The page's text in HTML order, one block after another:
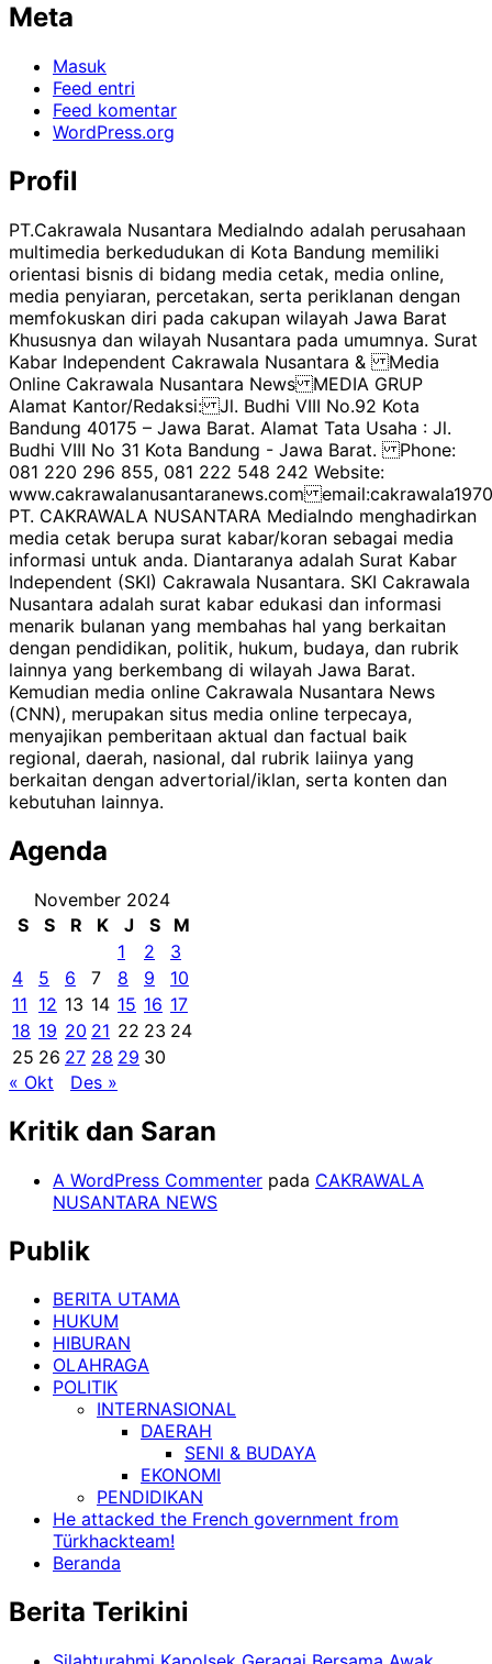
Meta
Masuk
Feed entri
Feed komentar
WordPress.org
Profil
PT.Cakrawala Nusantara MediaIndo adalah perusahaan
multimedia berkedudukan di Kota Bandung memiliki
orientasi bisnis di bidang media cetak, media online,
media penyiaran, percetakan, serta periklanan dengan
memfokuskan diri pada cakupan wilayah Jawa Barat
Khususnya dan wilayah Nusantara pada umumnya. Surat
Kabar Independent Cakrawala Nusantara & Media
Online Cakrawala Nusantara News MEDIA GRUP
Alamat Kantor/Redaksi: Jl. Budhi VIII No.92 Kota
Bandung 40175 – Jawa Barat. Alamat Tata Usaha : Jl.
Budhi VIII No 31 Kota Bandung - Jawa Barat. Phone:
081 220 296 855, 081 222 548 242 Website:
www.cakrawalanusantaranews.com
PT. CAKRAWALA NUSANTARA MediaIndo menghadirkan
media cetak berupa surat kabar/koran sebagai media
informasi untuk anda. Diantaranya adalah Surat Kabar
Independent (SKI) Cakrawala Nusantara. SKI Cakrawala
Nusantara adalah surat kabar edukasi dan informasi
menarik bulanan yang membahas hal yang berkaitan
dengan pendidikan, politik, hukum, budaya, dan rubrik
lainnya yang berkembang di wilayah Jawa Barat.
Kemudian media online Cakrawala Nusantara News
(CNN), merupakan situs media online terpecaya,
menyajikan pemberitaan aktual dan factual baik
regional, daerah, nasional, dal rubrik laiinya yang
berkaitan dengan advertorial/iklan, serta konten dan
kebutuhan lainnya.
Agenda
November 2024
S
S R K J S
M
1
2
3
4
5 6 7 8 9
10
11 12 13 14 15 16 17
18 19 20 21 22 23 24
25 26 27 28 29 30
« Okt
Des »
Kritik dan Saran
A WordPress Commenter pada CAKRAWALA
NUSANTARA NEWS
Publik
BERITA UTAMA
HUKUM
HIBURAN
OLAHRAGA
POLITIK
INTERNASIONAL
DAERAH
SENI & BUDAYA
EKONOMI
PENDIDIKAN
He attacked the French government from
Türkhackteam!
Beranda
Berita Terikini